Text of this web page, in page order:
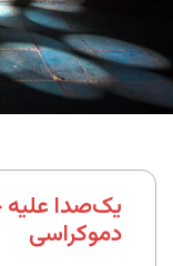
یک‌صدا
دموکراسی